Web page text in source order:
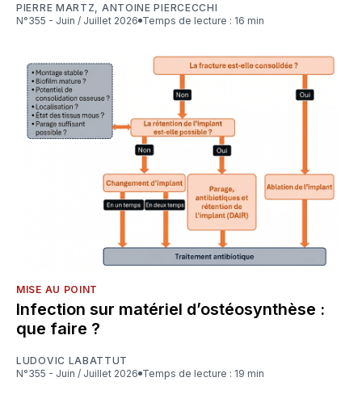
PIERRE MARTZ
ANTOINE PIERCECCHI
N°355 - Juin / Juillet 2026
Temps de lecture : 16 min
MISE AU POINT
Infection sur matériel d’ostéosynthèse :
que faire ?
LUDOVIC LABATTUT
N°355 - Juin / Juillet 2026
Temps de lecture : 19 min